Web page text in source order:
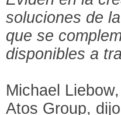
soluciones de
que se
disponibles a
Michael
Atos Group,